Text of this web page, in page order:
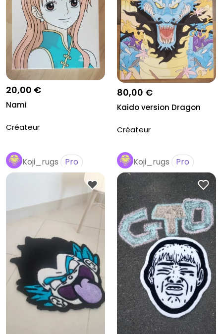
20,00 €
Nami
Créateur
80,00 €
Kaido version Dragon
Créateur
Koji_rugs Pro Koji_rugs Pro